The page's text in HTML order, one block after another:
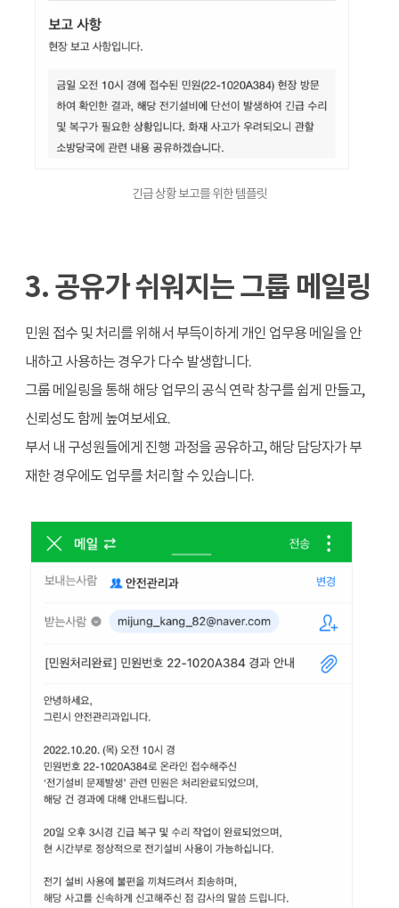
긴급 상황 보고를 위한 템플릿
3. 공유가 쉬워지는 그룹 메일링
민원 접수 및 처리를 위해서 부득이하게 개인 업무용 메일을 안
내하고 사용하는 경우가 다수 발생합니다.
그룹 메일링을 통해 해당 업무의 공식 연락 창구를 쉽게 만들고,
신뢰성도 함께 높여보세요.
부서 내 구성원들에게 진행 과정을 공유하고, 해당 담당자가 부
재한 경우에도 업무를 처리할 수 있습니다.